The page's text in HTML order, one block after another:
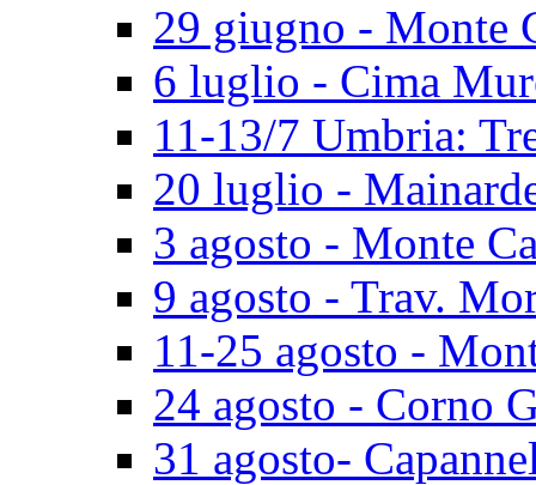
29 giugno - Monte
6 luglio - Cima
11-13/7 Umbria:
20 luglio -
3 agosto - Monte
9 agosto - Trav.
11-25 agosto -
24 agosto - Corno
31 agosto-